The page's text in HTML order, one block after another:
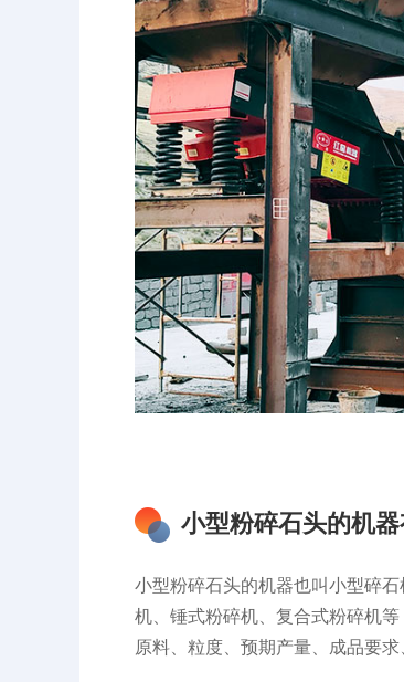
小型粉碎石头的机
小型粉碎石头的机器也叫小型碎
机、锤式粉碎机、复合式粉碎机
原料、粒度、预期产量、成品要